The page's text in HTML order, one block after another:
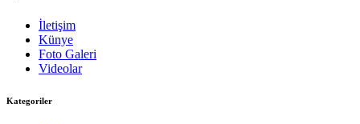
İletişim
Künye
Foto Galeri
Videolar
Kategoriler